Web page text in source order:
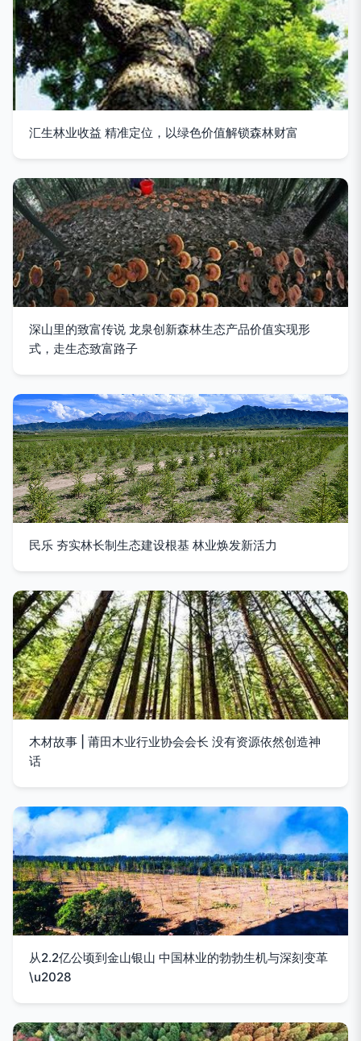
汇生林业收益 精准定位，以绿色价值解锁森林财富
深山里的致富传说 龙泉创新森林生态产品价值实现形
式，走生态致富路子
民乐 夯实林长制生态建设根基 林业焕发新活力
木材故事 | 莆田木业行业协会会长 没有资源依然创造神
话
从2.2亿公顷到金山银山 中国林业的勃勃生机与深刻变革
\u2028